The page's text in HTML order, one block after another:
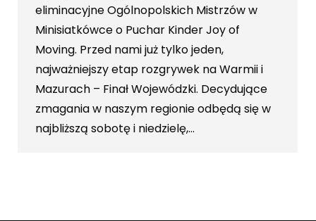
eliminacyjne Ogólnopolskich Mistrzów w
Minisiatkówce o Puchar Kinder Joy of
Moving. Przed nami już tylko jeden,
najważniejszy etap rozgrywek na Warmii i
Mazurach – Finał Wojewódzki. Decydujące
zmagania w naszym regionie odbędą się w
najbliższą sobotę i niedzielę,…